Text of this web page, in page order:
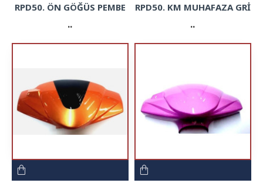
RPD50. ÖN GÖĞÜS PEMBE
..
RPD50. KM MUHAFAZA GRİ
..